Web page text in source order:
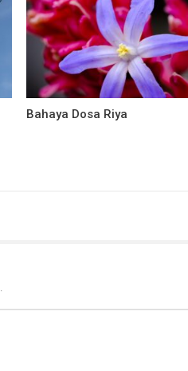
Bahaya Dosa Riya